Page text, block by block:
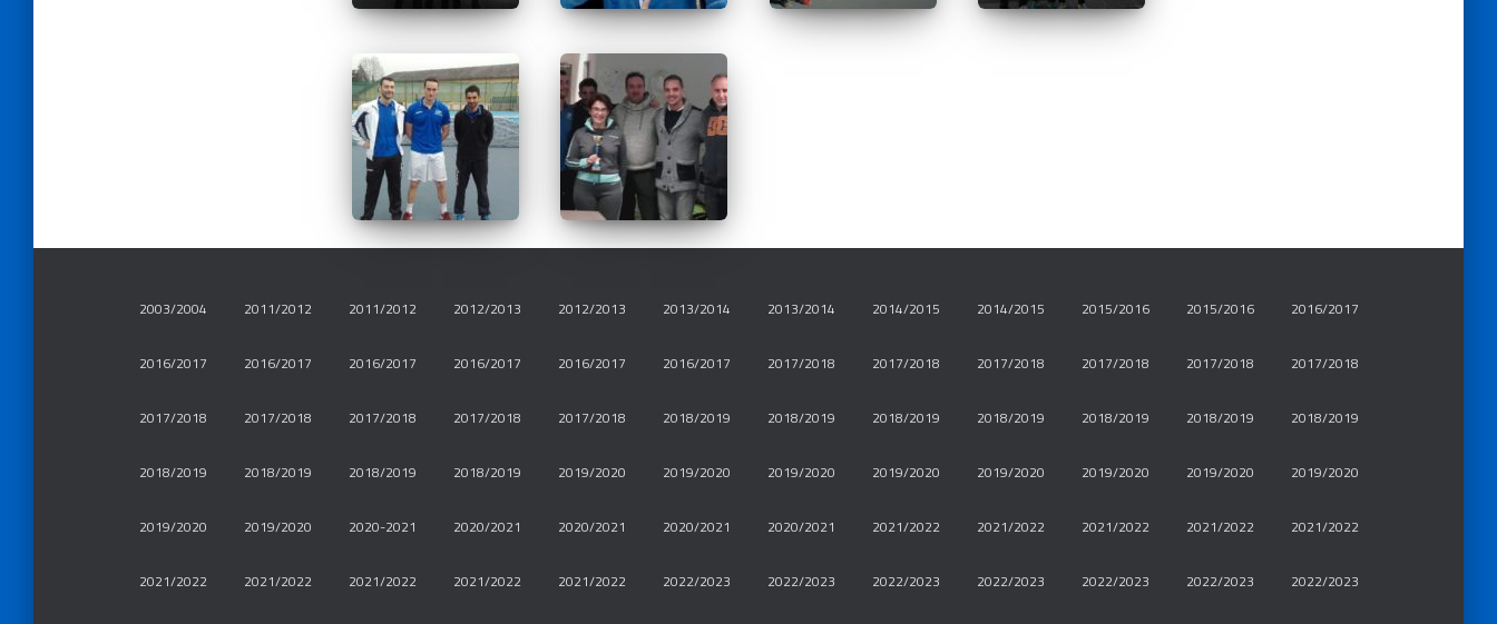
2003/2004 2011/2012 2011/2012 2012/2013 2012/2013 2013/2014 2013/2014 2014/2015 2014/2015 2015/2016 2015/2016 2016/2017
2016/2017 2016/2017 2016/2017 2016/2017 2016/2017 2016/2017 2017/2018 2017/2018 2017/2018 2017/2018 2017/2018 2017/2018
2017/2018 2017/2018 2017/2018 2017/2018 2017/2018 2018/2019 2018/2019 2018/2019 2018/2019 2018/2019 2018/2019 2018/2019
2018/2019 2018/2019 2018/2019 2018/2019 2019/2020 2019/2020 2019/2020 2019/2020 2019/2020 2019/2020 2019/2020 2019/2020
2019/2020 2019/2020 2020-2021 2020/2021 2020/2021 2020/2021 2020/2021 2021/2022 2021/2022 2021/2022 2021/2022 2021/2022
2021/2022 2021/2022 2021/2022 2021/2022 2021/2022 2022/2023 2022/2023 2022/2023 2022/2023 2022/2023 2022/2023 2022/2023